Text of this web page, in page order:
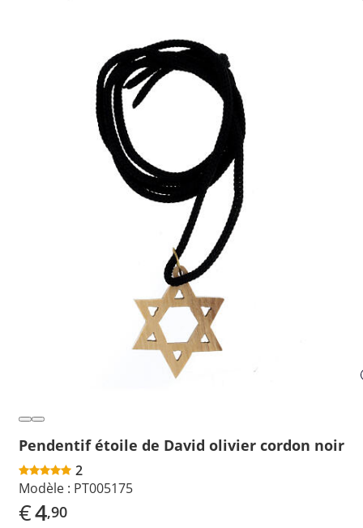
Pendentif étoile de David olivier cordon noir
2
Modèle : PT005175
€4,90